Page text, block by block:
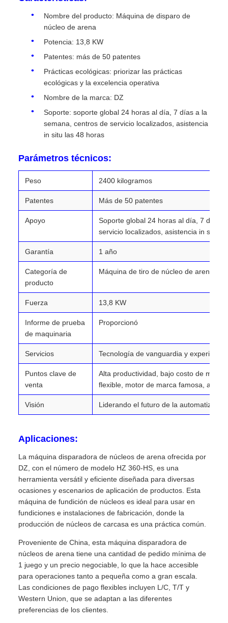
Nombre del producto: Máquina de disparo de
núcleo de arena
Potencia: 13,8 KW
Patentes: más de 50 patentes
Prácticas ecológicas: priorizar las prácticas
ecológicas y la excelencia operativa
Nombre de la marca: DZ
Soporte: soporte global 24 horas al día, 7 días a la
semana, centros de servicio localizados, asistencia
in situ las 48 horas
Parámetros técnicos:
Peso 2400 kilogramos
Patentes Más de 50 patentes
Apoyo
Soporte global 24 horas al día, 7 días
servicio localizados, asistencia in situ
Garantía 1 año
Categoría de
producto
Máquina de tiro de núcleo de arena
Fuerza 13,8 KW
Informe de prueba
de maquinaria
Proporcionó
Servicios Tecnología de vanguardia y
Puntos clave de
venta
Alta productividad, bajo costo de
flexible, motor de marca famosa,
Visión Liderando el futuro de la
Aplicaciones:
La máquina disparadora de núcleos de arena ofrecida por
DZ, con el número de modelo HZ 360-HS, es una
herramienta versátil y eficiente diseñada para diversas
ocasiones y escenarios de aplicación de productos. Esta
máquina de fundición de núcleos es ideal para usar en
fundiciones e instalaciones de fabricación, donde la
producción de núcleos de carcasa es una práctica común.
Proveniente de China, esta máquina disparadora de
núcleos de arena tiene una cantidad de pedido mínima de
1 juego y un precio negociable, lo que la hace accesible
para operaciones tanto a pequeña como a gran escala.
Las condiciones de pago flexibles incluyen L/C, T/T y
Western Union, que se adaptan a las diferentes
preferencias de los clientes.